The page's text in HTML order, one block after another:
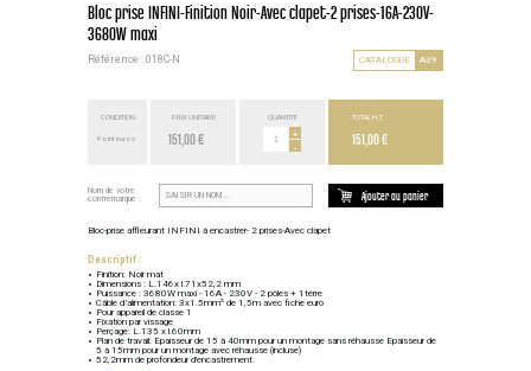
Bloc prise INFINI-Finition Noir-Avec clapet-2 prises-16A-230V-
3680W maxi
Référence : 018C-N CATALOGUE A39
CONDITION
Point euros
PRIX UNITAIRE
151,00 €
QUANTITÉ
+
-
TOTAL H.T.
151,00 €
Nom de votre
contremarque :
Ajouter au panier
Bloc-prise affleurant INFINI à encastrer- 2 prises-Avec clapet
Descriptif :
Finition: Noir mat
Dimensions : L.146x l.71x52,2 mm
Puissance : 3680W maxi - 16A - 230V - 2 pôles + 1terre
Câble d’alimentation: 3x1.5mm² de 1,5m avec fiche euro
Pour appareil de classe 1
Fixation par vissage
Perçage: L.135 x l.60mm
Plan de travail: Epaisseur de 15 à 40mm pour un montage sans réhausse Epaisseur de
5 à 15mm pour un montage avec réhausse (incluse)
52,2mm de profondeur d'encastrement.